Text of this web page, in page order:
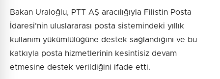
Bakan Uraloğlu, PTT AŞ aracılığıyla Filistin Posta
İdaresi'nin uluslararası posta sistemindeki yıllık
kullanım yükümlülüğüne destek sağlandığını ve bu
katkıyla posta hizmetlerinin kesintisiz devam
etmesine destek verildiğini ifade etti.